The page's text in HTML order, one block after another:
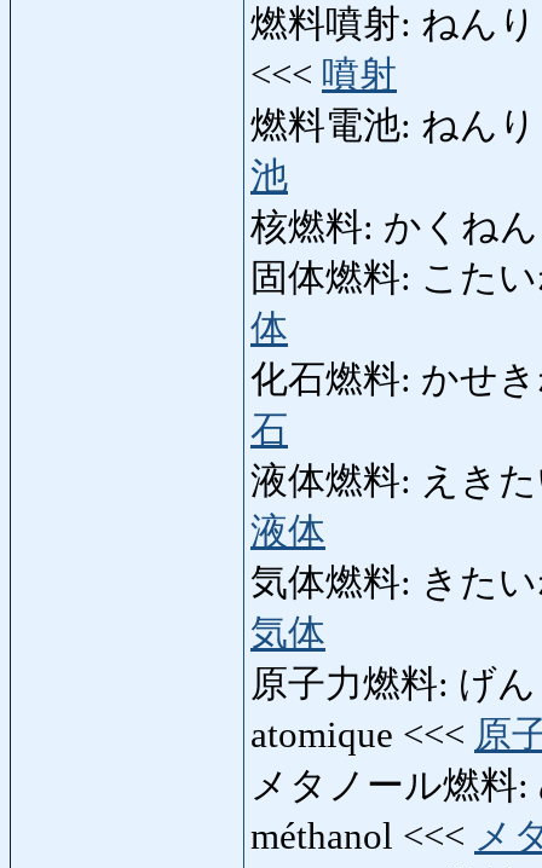
燃料噴射: ねん
<<< 噴射
燃料電池: ねん
池
核燃料: かくね
固体燃料: こた
体
化石燃料: かせ
石
液体燃料: えき
液体
気体燃料: きたい
気体
原子力燃料: げ
atomique <<< 原
メタノール燃料:
méthanol <<< メ